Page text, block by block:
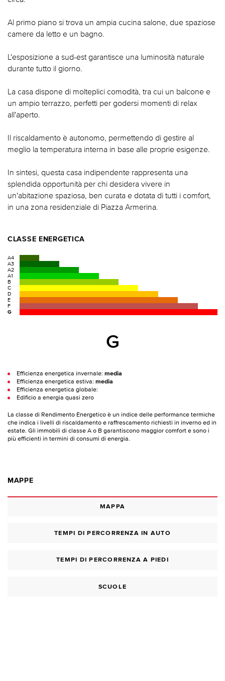
Al primo piano si trova un ampia cucina salone, due spaziose
camere da letto e un bagno.
L'esposizione a sud-est garantisce una luminosità naturale
durante tutto il giorno.
La casa dispone di molteplici comodità, tra cui un balcone e
un ampio terrazzo, perfetti per godersi momenti di relax
all'aperto.
Il riscaldamento è autonomo, permettendo di gestire al
meglio la temperatura interna in base alle proprie esigenze.
In sintesi, questa casa indipendente rappresenta una
splendida opportunità per chi desidera vivere in
un'abitazione spaziosa, ben curata e dotata di tutti i comfort,
in una zona residenziale di Piazza Armerina.
CLASSE ENERGETICA
A4
A3
A2
A1
B
C
D
E
F
G
G
Efficienza energetica invernale: media
Efficienza energetica estiva: media
Efficienza energetica globale:
Edificio a energia quasi zero
La classe di Rendimento Energetico è un indice delle performance termiche
che indica i livelli di riscaldamento e raffrescamento richiesti in inverno ed in
estate. Gli immobili di classe A o B garantiscono maggior comfort e sono i
più efficienti in termini di consumi di energia.
MAPPE
MAPPA
TEMPI DI PERCORRENZA IN AUTO
TEMPI DI PERCORRENZA A PIEDI
SCUOLE